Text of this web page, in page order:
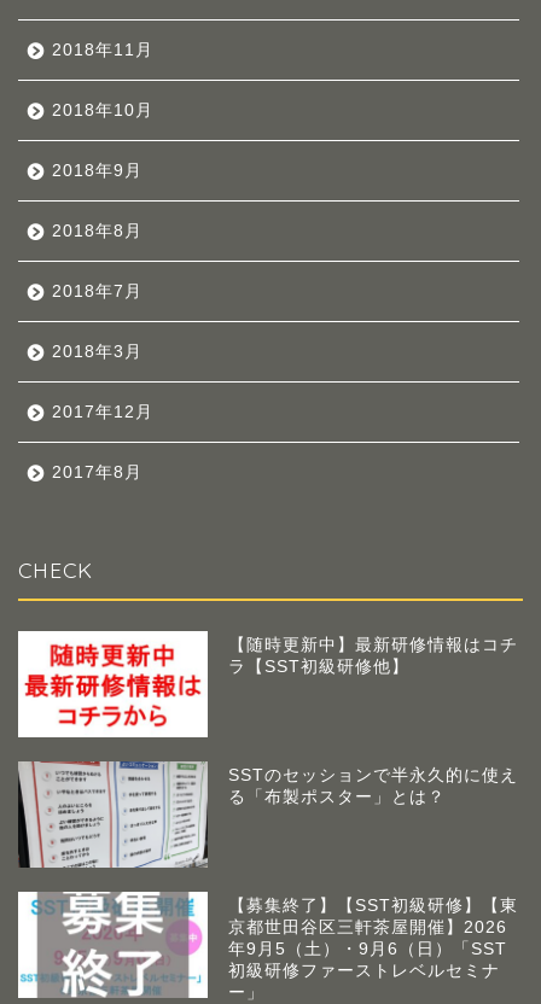
2018年11月
2018年10月
2018年9月
2018年8月
2018年7月
2018年3月
2017年12月
2017年8月
CHECK
【随時更新中】最新研修情報はコチ
ラ【SST初級研修他】
SSTのセッションで半永久的に使え
る「布製ポスター」とは？
【募集終了】【SST初級研修】【東
京都世田谷区三軒茶屋開催】2026
年9月5（土）・9月6（日）「SST
初級研修ファーストレベルセミナ
ー」